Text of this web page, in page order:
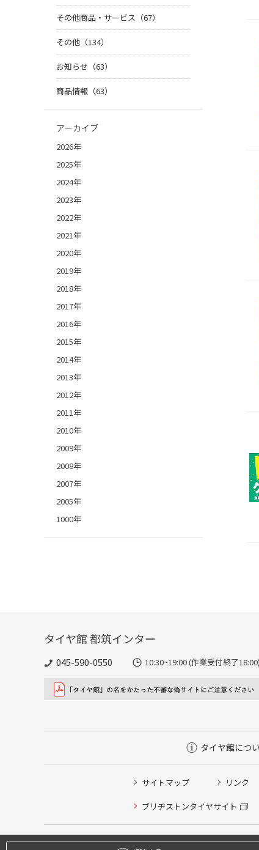
その他商品・サービス（67）
その他（134）
お知らせ（63）
商品情報（63）
アーカイブ
2026年
2025年
2024年
2023年
2022年
2021年
2020年
2019年
2018年
2017年
2016年
2015年
2014年
2013年
2012年
2011年
2010年
2009年
2008年
2007年
2005年
1000年
タイヤ館 都筑インター
045-590-0550 10:30~19:00 (作業受付終了18:00)
タイヤ館につ
サイトマップ リンク
ブリヂストンタイヤサイト
タイヤ点検・安全点検/タイヤ履き替え/オイル交換/
クローク契約会員専用タイヤ履き替え※タイヤ履き
本日のタイヤ履き替え順番待ち予約 ※クローク契約